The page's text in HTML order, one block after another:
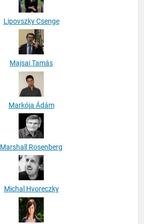
Lipovszky Csenge
Majsai Tamás
Markója Ádám
Marshall Rosenberg
Michal Hvoreczky